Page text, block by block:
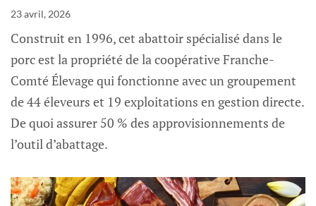
23 avril, 2026
Construit en 1996, cet abattoir spécialisé dans le
porc est la propriété de la coopérative Franche-
Comté Élevage qui fonctionne avec un groupement
de 44 éleveurs et 19 exploitations en gestion directe.
De quoi assurer 50 % des approvisionnements de
l’outil d’abattage.